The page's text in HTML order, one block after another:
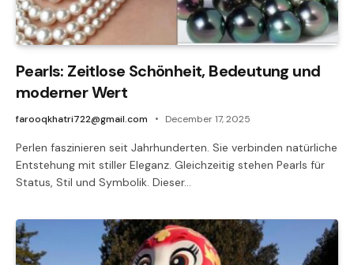
Pearls: Zeitlose Schönheit, Bedeutung und
moderner Wert
farooqkhatri722@gmail.com December 17, 2025
Perlen faszinieren seit Jahrhunderten. Sie verbinden natürliche
Entstehung mit stiller Eleganz. Gleichzeitig stehen Pearls für
Status, Stil und Symbolik. Dieser…